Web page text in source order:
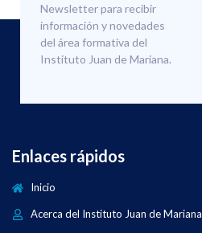
Newsletter para recibir
información y novedades
del área formativa del
Instituto Juan de Mariana.
Enlaces rápidos
Inicio
Acerca del Instituto Juan de Mariana